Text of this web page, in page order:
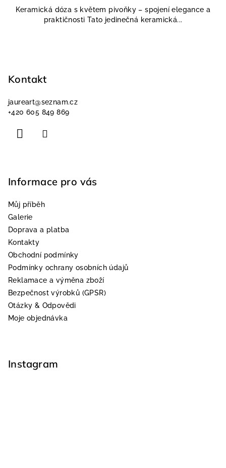
Keramická dóza s květem pivoňky – spojení elegance a
praktičnosti Tato jedinečná keramická...
Kontakt
jaureart@seznam.cz
+420 605 849 869
Informace pro vás
Můj příběh
Galerie
Doprava a platba
Kontakty
Obchodní podmínky
Podmínky ochrany osobních údajů
Reklamace a výměna zboží
Bezpečnost výrobků (GPSR)
Otázky & Odpovědi
Moje objednávka
Instagram